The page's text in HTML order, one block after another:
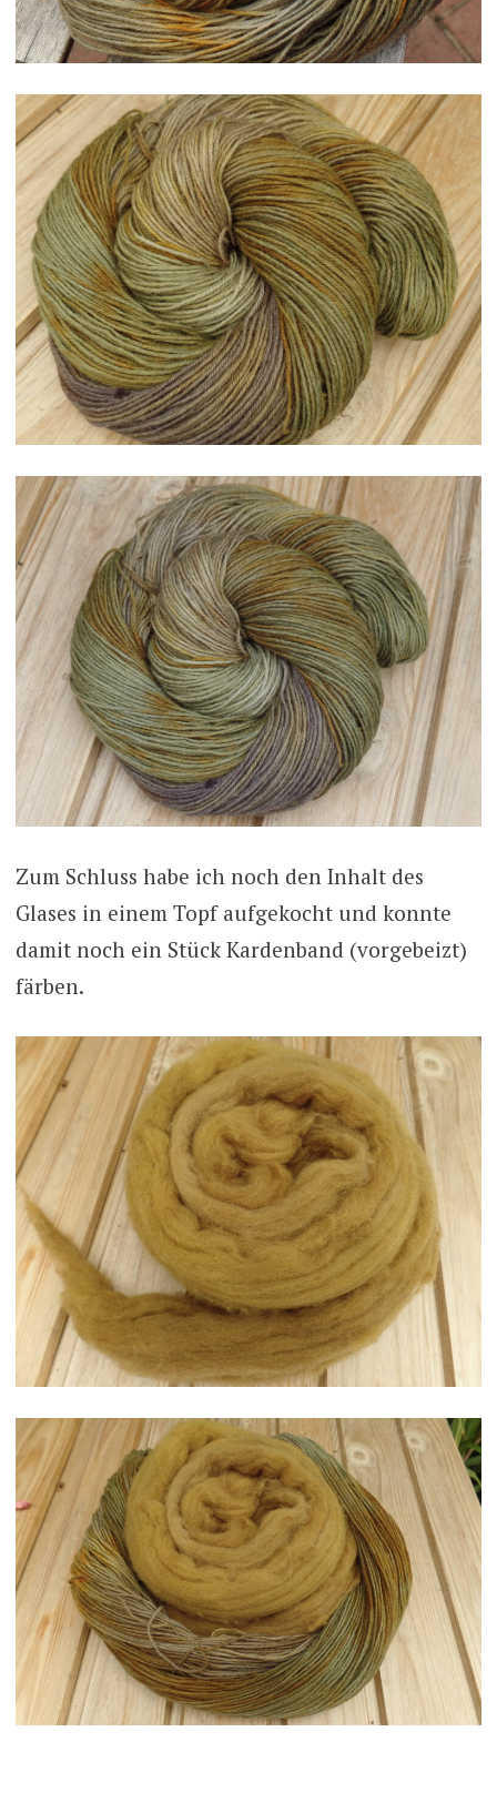
Zum Schluss habe ich noch den Inhalt des
Glases in einem Topf aufgekocht und konnte
damit noch ein Stück Kardenband (vorgebeizt)
färben.